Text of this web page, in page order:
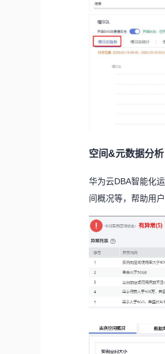
空间&元数据分析
华为云DBA智能化
间概况等，帮助用